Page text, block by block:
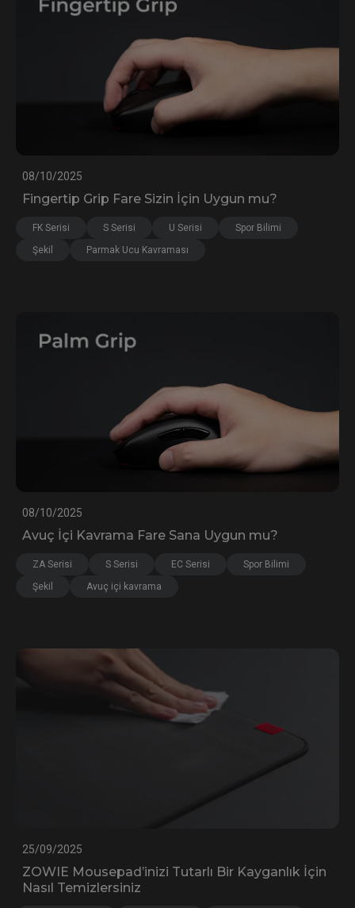
08/10/2025
Fingertip Grip Fare Sizin İçin Uygun mu?
FK Serisi S Serisi U Serisi
Spor Bilimi
Şekil
Parmak Ucu Kavraması
08/10/2025
Avuç İçi Kavrama Fare Sana Uygun mu?
ZA Serisi S Serisi EC Serisi
Spor Bilimi
Şekil
Avuç içi kavrama
25/09/2025
ZOWIE Mousepad’inizi Tutarlı Bir Kayganlık İçin
Nasıl Temizlersiniz